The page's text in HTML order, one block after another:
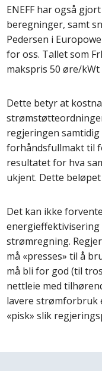
ENEFF har også
beregninger, samt
Pedersen i
for oss. Tallet som
makspris 50 øre/
Dette betyr at
regjeringen
forhåndsfullmakt til
resultatet for hva
ukjent. Dette
Det kan ikke
energieffektivisering
strømregning.
må «presses» til å
må bli for god (til
nettleie med
lavere strømforbruk
«pisk» slik